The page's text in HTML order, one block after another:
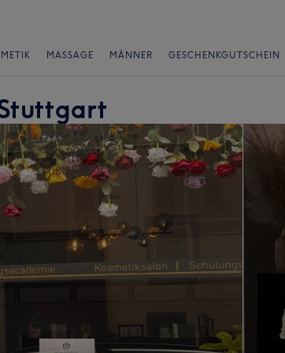
MASSAGE MÄNNER GESCHENKGUTSCHEIN